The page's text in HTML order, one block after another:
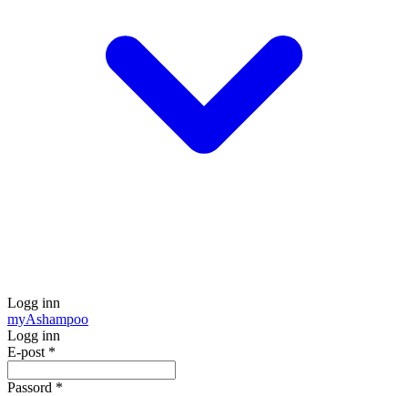
Logg inn
myAshampoo
Logg inn
E-post *
Passord *